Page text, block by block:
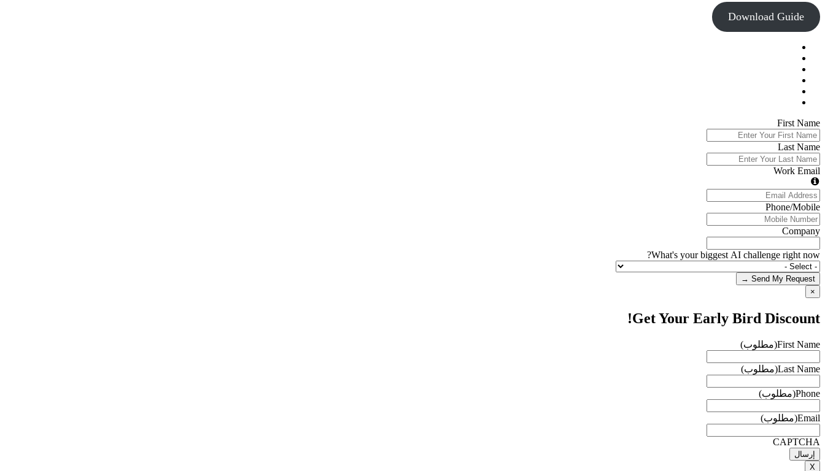
Download Guide
First Name
Last Name
Work Email
Phone/Mobile
Company
What's your biggest AI challenge right now?
Send My Request →
×
Get Your Early Bird Discount!
First Name(مطلوب)
Last Name(مطلوب)
Phone(مطلوب)
Email(مطلوب)
CAPTCHA
X